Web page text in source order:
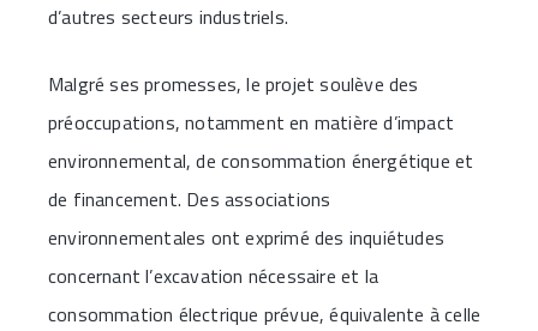
d’autres secteurs industriels.
Malgré ses promesses, le projet soulève des
préoccupations, notamment en matière d’impact
environnemental, de consommation énergétique et
de financement. Des associations
environnementales ont exprimé des inquiétudes
concernant l’excavation nécessaire et la
consommation électrique prévue, équivalente à celle